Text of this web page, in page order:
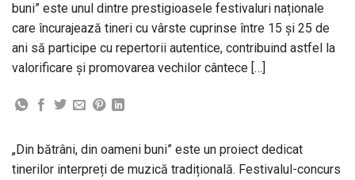
buni” este unul dintre prestigioasele festivaluri naționale
care încurajează tineri cu vârste cuprinse între 15 și 25 de
ani să participe cu repertorii autentice, contribuind astfel la
valorificare și promovarea vechilor cântece […]
„Din bătrâni, din oameni buni” este un proiect dedicat
tinerilor interpreți de muzică tradițională. Festivalul-concurs